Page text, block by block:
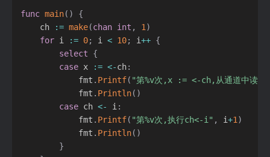
func main( )
{
	ch
:= make(chan int , 1)
for i := 0; i < 10; i++ {
select
{
case x := <-ch:
			fmt
. Printf( "第%v次,x := <-ch,从通道中读取
			fmt
. Println( )
case ch <- i:
			fmt
. Printf( "第%v次,执行ch<-i" , i+1)
			fmt
. Println( )
}